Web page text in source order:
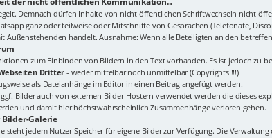
Demnach dürfen Inhalte von nicht öffentlichen Schriftwechseln nicht
ganz oder teilweise oder Mitschnitte von Gesprächen (Telefonate,
Außenstehenden handelt. Ausnahme: Wenn alle Beteiligten an den
zum Einbinden von Bildern in den Text vorhanden. Es ist jedoch zu
Dritter - weder mittelbar noch unmittelbar (Copyrights !!!)
als Dateianhänge im Editor in einen Beitrag angefügt werden.
Bilder auch von externen Bilder-Hostern verwendet werden die dieses
und damit hier höchstwahrscheinlich Zusammenhänge verloren gehen.
Galerie
steht jedem Nutzer Speicher für eigene Bilder zur Verfügung. Die